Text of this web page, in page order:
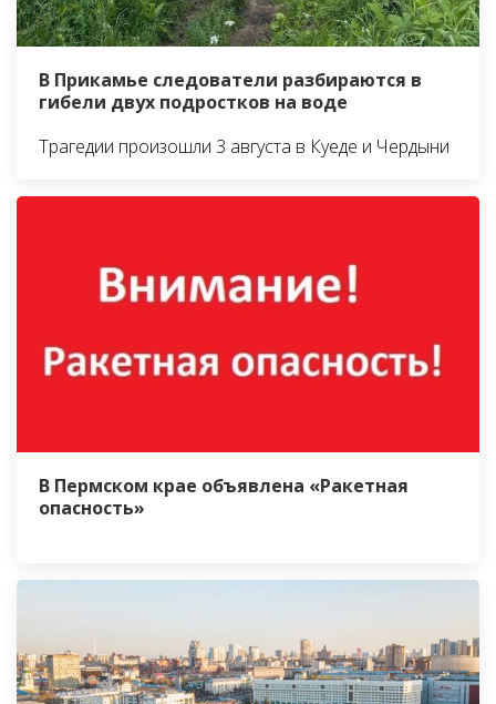
В Прикамье следователи разбираются в
гибели двух подростков на воде
Трагедии произошли 3 августа в Куеде и Чердыни
В Пермском крае объявлена «Ракетная
опасность»